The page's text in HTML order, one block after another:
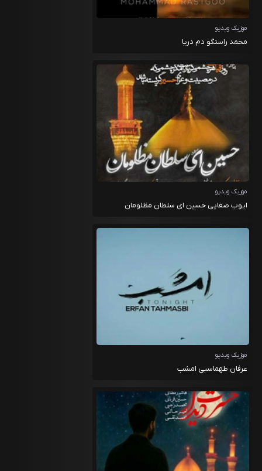
موزیک ویدیو
محمد راستگو دم دریا
موزیک ویدیو
ایوب صفایی حسین ای سلطان مظلومان
موزیک ویدیو
عرفان طهماسبی امشب